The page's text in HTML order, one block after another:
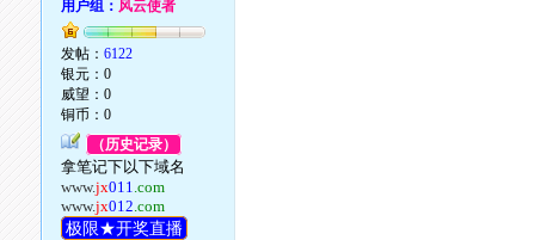
用户组： 风云使者
发帖：6122
银元：0
威望：0
铜币：0
（历史记录）
拿笔记下以下域名
www.jx011.com
www.jx012.com
极限★开奖直播